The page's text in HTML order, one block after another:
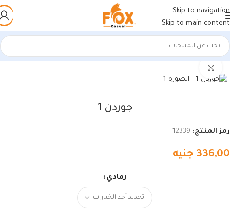
Skip to navigation
Skip to main content
الرئيسية/أحذية رجالي/كوتشي رجالي
جوردن 1
رمز المنتج: 12339
336,00 جنيه
رمادي